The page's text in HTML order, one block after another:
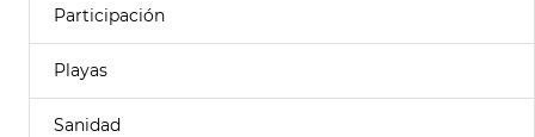
Participación
Playas
Sanidad